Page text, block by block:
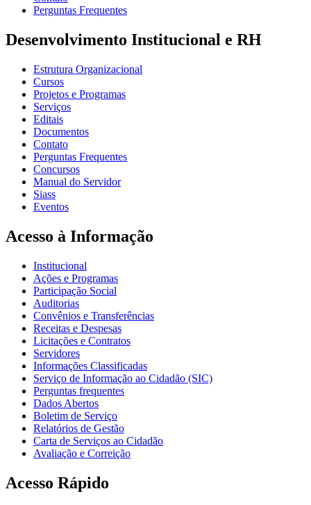
Perguntas Frequentes
Desenvolvimento Institucional e RH
Estrutura Organizacional
Cursos
Projetos e Programas
Serviços
Editais
Documentos
Contato
Perguntas Frequentes
Concursos
Manual do Servidor
Siass
Eventos
Acesso à Informação
Institucional
Ações e Programas
Participação Social
Auditorias
Convênios e Transferências
Receitas e Despesas
Licitações e Contratos
Servidores
Informações Classificadas
Serviço de Informação ao Cidadão (SIC)
Perguntas frequentes
Dados Abertos
Boletim de Serviço
Relatórios de Gestão
Carta de Serviços ao Cidadão
Avaliação e Correição
Acesso Rápido